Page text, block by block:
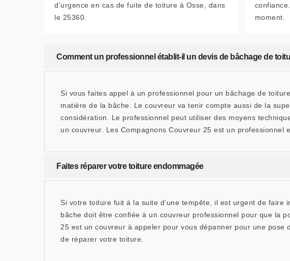
d’urgence en cas de fuite de toiture à Osse, dans
le 25360.
moment.
Comment un professionnel établit-il un devis de bâchage de
Si vous faites appel à un professionnel pour un bâchage de
matière de la bâche. Le couvreur va tenir compte aussi de la
considération. Le professionnel peut utiliser des moyens
un couvreur. Les Compagnons Couvreur 25 est un professionnel
Faites réparer votre toiture endommagée
Si votre toiture fuit à la suite d’une tempête, il est urgent de faire
bâche doit être confiée à un couvreur professionnel pour que la
25 est un couvreur à appeler pour vous dépanner pour une
de réparer votre toiture.